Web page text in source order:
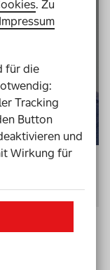
sei für ihn der
. Zu
Impressum
für die
Tracking
Button
und
Wirkung für